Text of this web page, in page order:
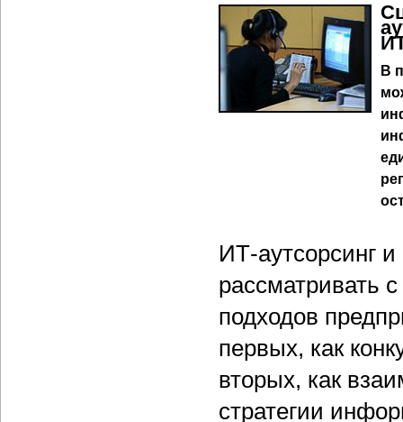
В
ИТ-аутсорсинг
рассматривать
подходов
первых, как
вторых, как
стратегии